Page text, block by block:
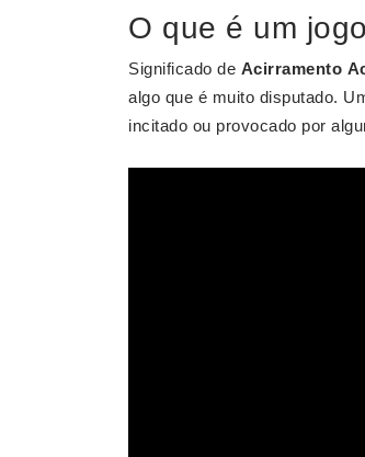
O que é um
Significado de Acirramento
algo que é muito disputado.
incitado ou provocado por